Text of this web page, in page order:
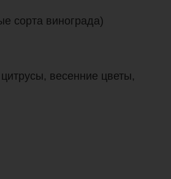
сорта винограда)
весенние цветы,